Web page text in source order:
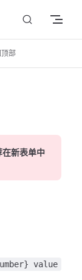
部
在新表单中
value